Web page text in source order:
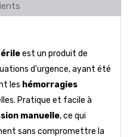
est un produit de
d'urgence, ayant été
les hémorragies
Pratique et facile à
manuelle, ce qui
sans compromettre la